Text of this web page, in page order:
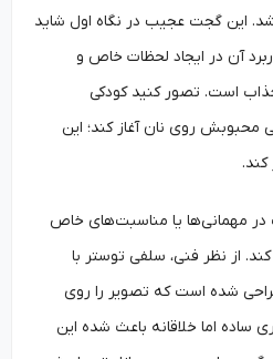
گجت عجیب در نگاه اول شاید
آن در ایجاد لحظات خاص و
تصور کنید کودکی
روی نان آغاز کند؛ این
یا مناسبت‌های خاص
نظر فنی، سلفی توستر با
شده است که تصویر را روی
اما خلاقانه باعث شده این